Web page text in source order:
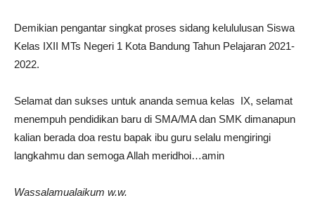
Demikian pengantar singkat proses sidang kelululusan Siswa
Kelas IXII MTs Negeri 1 Kota Bandung Tahun Pelajaran 2021-
2022.
Selamat dan sukses untuk ananda semua kelas IX, selamat
menempuh pendidikan baru di SMA/MA dan SMK dimanapun
kalian berada doa restu bapak ibu guru selalu mengiringi
langkahmu dan semoga Allah meridhoi…amin
Wassalamualaikum w.w.